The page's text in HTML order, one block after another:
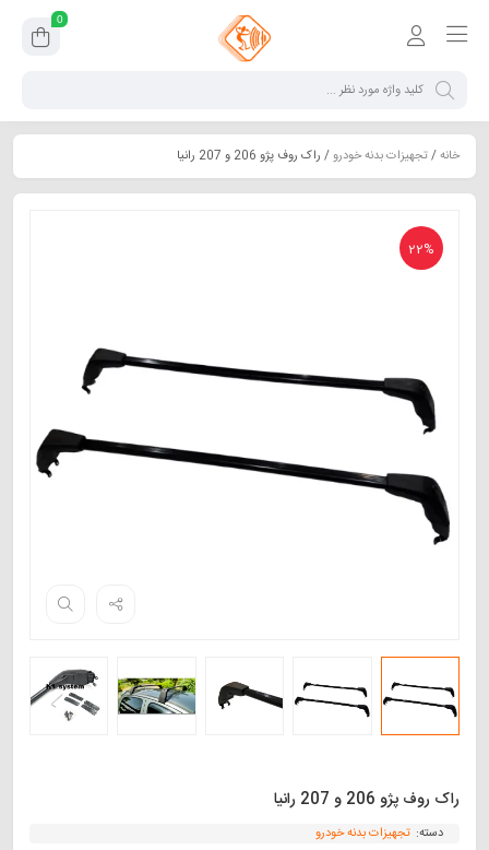
0
خانه/تجهیزات بدنه خودرو/ راک روف پژو 206 و 207 رانیا
22%
راک روف پژو 206 و 207 رانیا
دسته: تجهیزات بدنه خودرو